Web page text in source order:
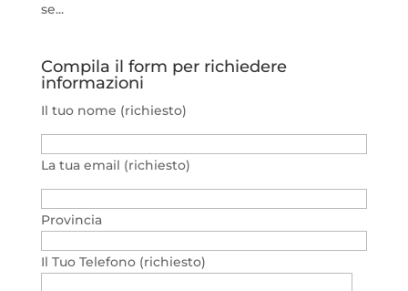
se...
Compila il form per richiedere
informazioni
Il tuo nome (richiesto)
La tua email (richiesto)
Provincia
Il Tuo Telefono (richiesto)